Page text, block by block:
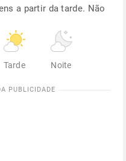
a partir da tarde. Não
Tarde Noite